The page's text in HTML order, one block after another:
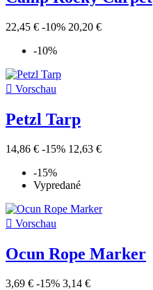
22,45 € -10% 20,20 €
-10%
 Vorschau
Petzl Tarp
14,86 € -15% 12,63 €
-15%
Vypredané
 Vorschau
Ocun Rope Marker
3,69 € -15% 3,14 €